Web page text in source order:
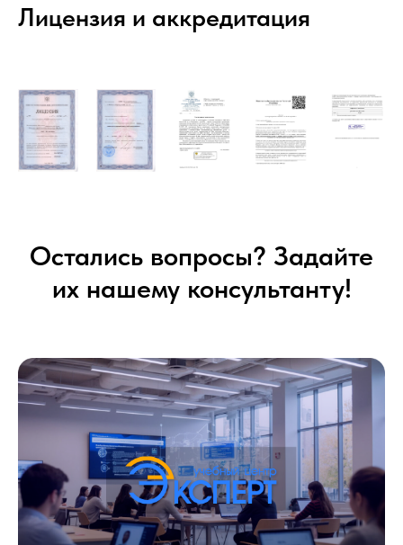
Лицензия и аккредитация
Остались вопросы? Задайте
их нашему консультанту!